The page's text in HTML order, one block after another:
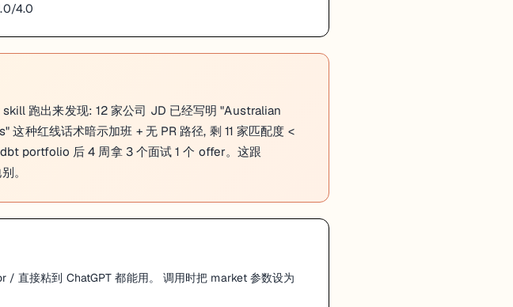
4.0
跑出来发现: 12 家公司 JD 已经写明 "Australian
种红线话术暗示加班 + 无 PR 路径, 剩 11 家匹配度 <
portfolio 后 4 周拿 3 个面试 1 个 offer。这跟
。
/ 直接粘到 ChatGPT 都能用。 调用时把 market 参数设为